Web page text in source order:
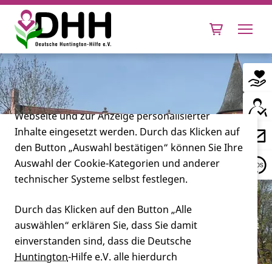
Leben mit Huntington
Forschung
Miteinander
Cookie-Einstellungen
Diese Webseite setzt verschiedene Cookies und
Tracking-Tools ein. Dies beinhaltet Cookies und
Tracking-Tools, die für den Betrieb der Webseite
technisch notwendig sind, die zu statistischen
Zwecken sowie zur besseren Bedienbarkeit der
Webseite und zur Anzeige personalisierter
Inhalte eingesetzt werden. Durch das Klicken auf
den Button „Auswahl bestätigen“ können Sie Ihre
Auswahl der Cookie-Kategorien und anderer
technischer Systeme selbst festlegen.
Durch das Klicken auf den Button „Alle
auswählen“ erklären Sie, dass Sie damit
einverstanden sind, dass die Deutsche
Huntington-Hilfe e.V. alle hierdurch